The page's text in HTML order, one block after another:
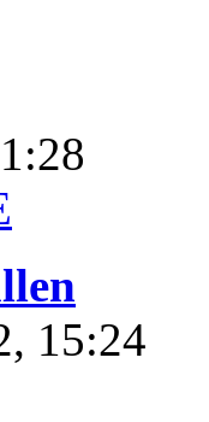
15:24